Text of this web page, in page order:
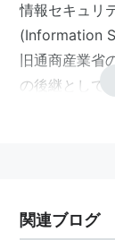
情報セキュリ
(Information
旧通商産業省
の後継として
ている．
関連ブログ